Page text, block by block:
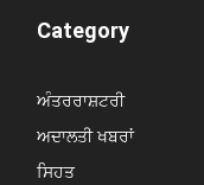
Category
ਅੰਤਰਰਾਸ਼ਟਰੀ
ਅਦਾਲਤੀ ਖਬਰਾਂ
ਸਿਹਤ